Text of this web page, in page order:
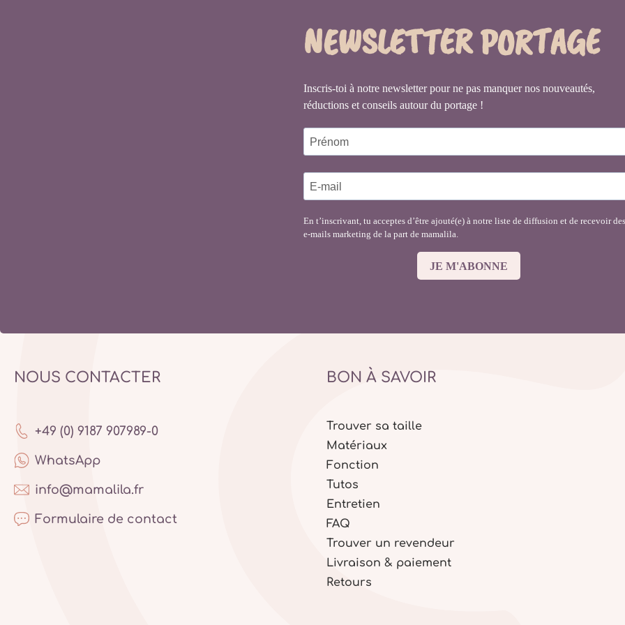
NEWSLETTER PORTAGE
Inscris-toi à notre newsletter pour ne pas manquer nos nouveautés,
réductions et conseils autour du portage !
En t’inscrivant, tu acceptes d’être ajouté(e) à notre liste de diffusion et de recevoir des
e-mails marketing de la part de mamalila.
JE M'ABONNE
NOUS CONTACTER
+49 (0) 9187 907989-0
WhatsApp
info@mamalila.fr
Formulaire de contact
BON À SAVOIR
Trouver sa taille
Matériaux
Fonction
Tutos
Entretien
FAQ
Trouver un revendeur
Livraison & paiement
Retours